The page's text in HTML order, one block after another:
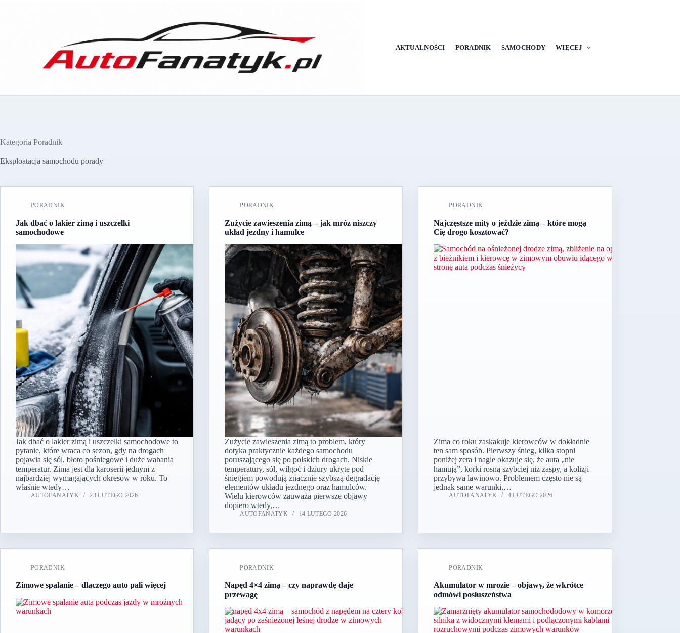
AKTUALNOŚCI PORADNIK SAMOCHODY WIĘCEJ
Kategoria Poradnik
Eksploatacja samochodu porady
PORADNIK
Jak dbać o lakier zimą i uszczelki
samochodowe
Jak dbać o lakier zimą i uszczelki samochodowe to
pytanie, które wraca co sezon, gdy na drogach
pojawia się sól, błoto pośniegowe i duże wahania
temperatur. Zima jest dla karoserii jednym z
najbardziej wymagających okresów w roku. To
właśnie wtedy…
AUTOFANATYK 23 LUTEGO 2026
PORADNIK
Zużycie zawieszenia zimą – jak mróz niszczy
układ jezdny i hamulce
Zużycie zawieszenia zimą to problem, który
dotyka praktycznie każdego samochodu
poruszającego się po polskich drogach. Niskie
temperatury, sól, wilgoć i dziury ukryte pod
śniegiem powodują znacznie szybszą degradację
elementów układu jezdnego oraz hamulców.
Wielu kierowców zauważa pierwsze objawy
dopiero wtedy,…
AUTOFANATYK 14 LUTEGO 2026
PORADNIK
Najczęstsze mity o jeździe zimą – które mogą
Cię drogo kosztować?
Zima co roku zaskakuje kierowców w dokładnie
ten sam sposób. Pierwszy śnieg, kilka stopni
poniżej zera i nagle okazuje się, że auta „nie
hamują”, korki rosną szybciej niż zaspy, a kolizji
przybywa lawinowo. Problemem często nie są
jednak same warunki,…
AUTOFANATYK 4 LUTEGO 2026
PORADNIK
Zimowe spalanie – dlaczego auto pali więcej
PORADNIK
Napęd 4×4 zimą – czy naprawdę daje
przewagę
PORADNIK
Akumulator w mrozie – objawy, że wkrótce
odmówi posłuszeństwa